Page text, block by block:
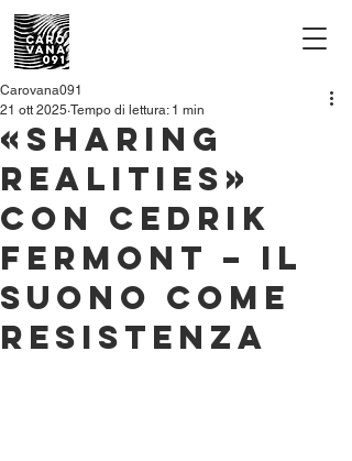
«Sharing
Realities»
con Cedrik
Fermont – Il
suono come
resistenza
Carovana091
21 ott 2025 Tempo di lettura: 1 min